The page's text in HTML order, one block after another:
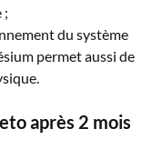
;
du système
permet aussi de
après 2 mois